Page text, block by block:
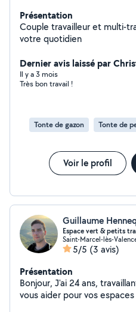
Présentation
Couple travailleur et multi-
votre quotidien
Dernier avis laissé par
Il y a 3 mois
Très bon travail !
Tonte de gazon Tonte de
Voir le profil
Guillaume
Espace vert & petits
Saint-Marcel-lès-
5/5 (3 avis)
Présentation
Bonjour, J'ai 24 ans, travaillant dans l'agriculture. Je peux
vous aider pour vos